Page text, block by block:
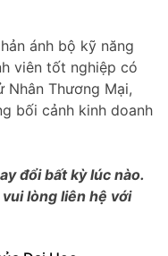
ánh bộ kỹ năng
viên tốt nghiệp có
Thương Mại,
bối cảnh kinh doanh
đổi bất kỳ lúc nào.
lòng liên hệ với